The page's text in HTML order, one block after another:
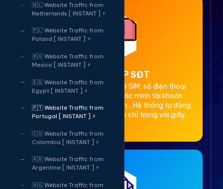
🇳🇱 Website Traffic from
Netherlands [ INSTANT ] ⚡
🇵🇱 Website Traffic from
Poland [ INSTANT ] ⚡
🇲🇽 Website Traffic from
Mexico [ INSTANT ] ⚡
🇪🇬 Website Traffic from
Egypt [ INSTANT ] ⚡
🇵🇹 Website Traffic from
Portugal [ INSTANT ] ⚡
🇨🇴 Website Traffic from
Colombia [ INSTANT ] ⚡
🇦🇷 Website Traffic from
Argentina [ INSTANT ] ⚡
🇦🇺 Website Traffic from
2. Thuê OTP SĐT
Cung cấp dịch vụ cho thuê SIM, số điện thoại
(SĐT) để nhận mã OTP xác minh tài khoản
Facebook, Google, Telegram... Hệ thống tự động,
bảo mật, giá rẻ, nhận code chỉ trong vài giây.